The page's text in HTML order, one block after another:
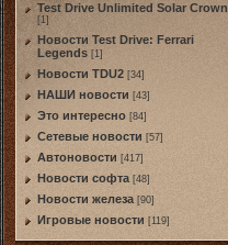
Test Drive Unlimited Solar Crown
[1]
Новости Test Drive: Ferrari
Legends [1]
Новости TDU2 [34]
НАШИ новости [43]
Это интересно [84]
Сетевые новости [57]
Автоновости [417]
Новости софта [48]
Новоcти железа [90]
Игровые новости [119]